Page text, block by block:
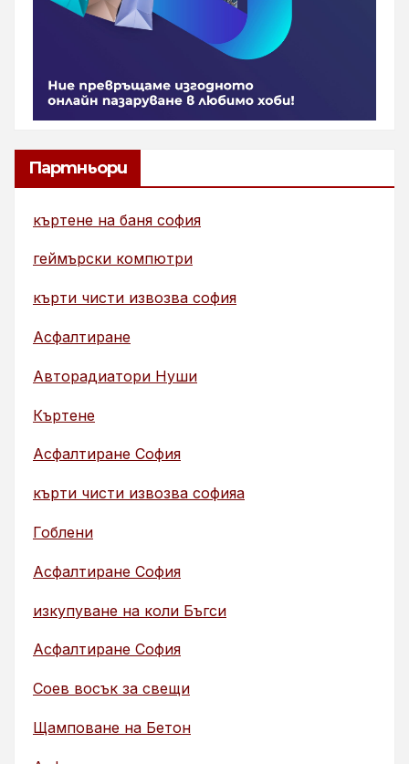
Партньори
къртене на баня софия
геймърски компютри
кърти чисти извозва софия
Асфалтиране
Авторадиатори Нуши
Къртене
Асфалтиране София
кърти чисти извозва софияа
Гоблени
Асфалтиране София
изкупуване на коли Бъгси
Асфалтиране София
Соев восък за свещи
Щамповане на Бетон